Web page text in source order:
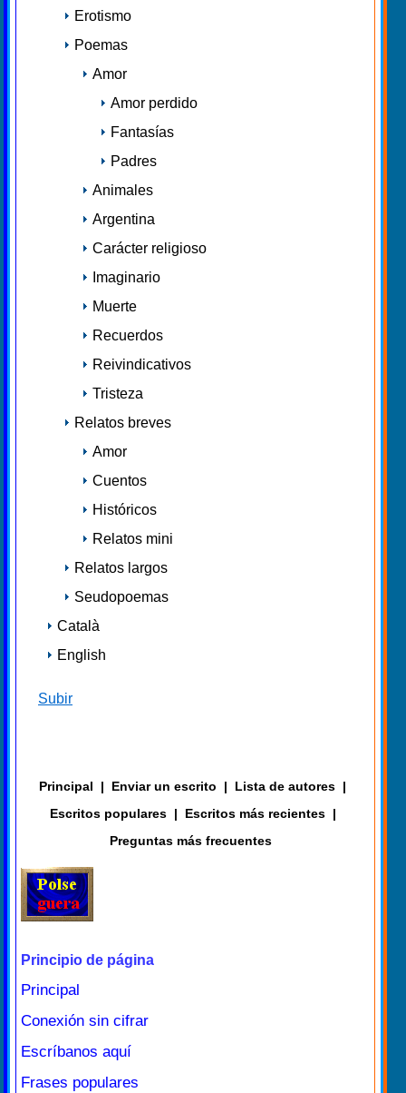
Erotismo
Poemas
Amor
Amor perdido
Fantasías
Padres
Animales
Argentina
Carácter religioso
Imaginario
Muerte
Recuerdos
Reivindicativos
Tristeza
Relatos breves
Amor
Cuentos
Históricos
Relatos mini
Relatos largos
Seudopoemas
Català
English
Subir
Principal | Enviar un escrito | Lista de autores |
Escritos populares | Escritos más recientes |
Preguntas más frecuentes
Principio de página
Principal
Conexión sin cifrar
Escríbanos aquí
Frases populares